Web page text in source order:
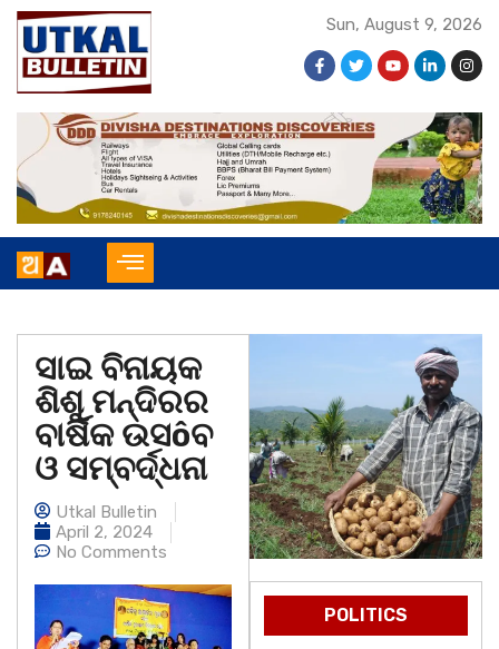
Sun, August 9, 2026
ସାଇ ବିନାୟକ
ଶିଶୁ ମନ୍ଦିରର
ବାର୍ଷିକ ଉସôବ
ଓ ସମ୍ବର୍ଦ୍ଧନା
Utkal Bulletin
April 2, 2024
No Comments
POLITICS